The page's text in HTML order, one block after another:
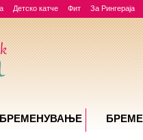
Детско катче Фит За Рингераја